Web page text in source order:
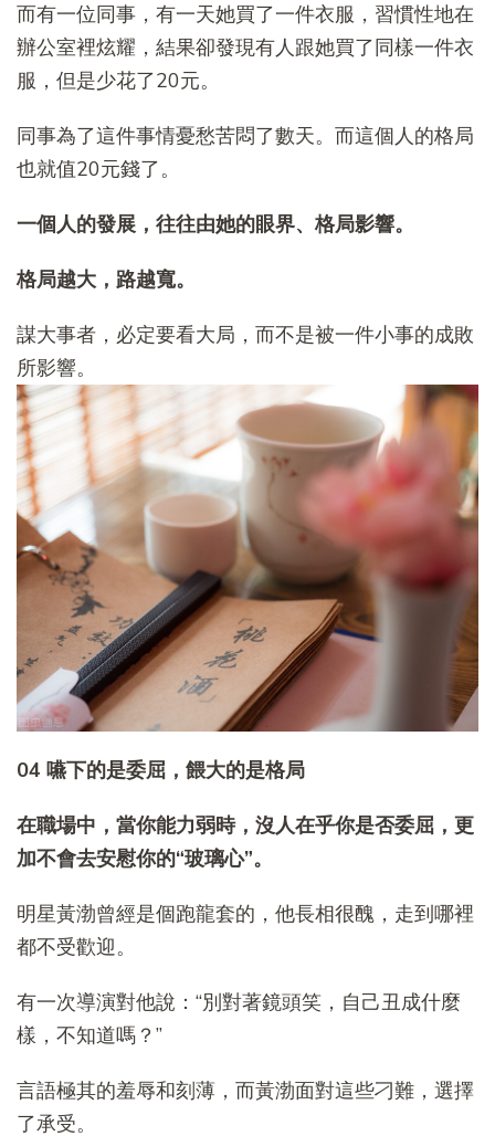
而有一位同事，有一天她買了一件衣服，習慣性地在
辦公室裡炫耀，結果卻發現有人跟她買了同樣一件衣
服，但是少花了20元。
同事為了這件事情憂愁苦悶了數天。而這個人的格局
也就值20元錢了。
一個人的發展，往往由她的眼界、格局影響。
格局越大，路越寬。
謀大事者，必定要看大局，而不是被一件小事的成敗
所影響。
04 嚥下的是委屈，餵大的是格局
在職場中，當你能力弱時，沒人在乎你是否委屈，更
加不會去安慰你的“玻璃心”。
明星黃渤曾經是個跑龍套的，他長相很醜，走到哪裡
都不受歡迎。
有一次導演對他說：“別對著鏡頭笑，自己丑成什麼
樣，不知道嗎？”
言語極其的羞辱和刻薄，而黃渤面對這些刁難，選擇
了承受。